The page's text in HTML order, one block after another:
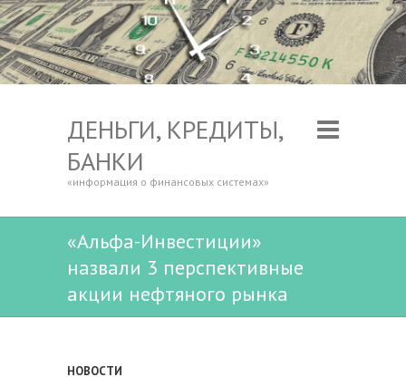
ДЕНЬГИ, КРЕДИТЫ,
БАНКИ
«информация о финансовых системах»
«Альфа-Инвестиции»
назвали 3 перспективные
акции нефтяного рынка
НОВОСТИ